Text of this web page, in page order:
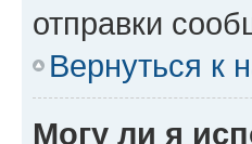
отправки
Вернуться к
Могу ли я